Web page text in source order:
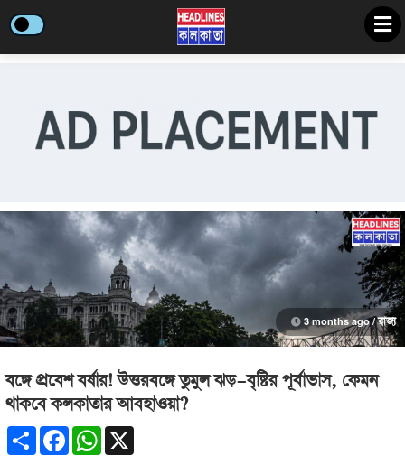
3 months ago /রাজ্য
বঙ্গে প্রবেশ বর্ষার! উত্তরবঙ্গে তুমুল ঝড়-বৃষ্টির পূর্বাভাস, কেমন
থাকবে কলকাতার আবহাওয়া?
Share FacebookWhatsApp